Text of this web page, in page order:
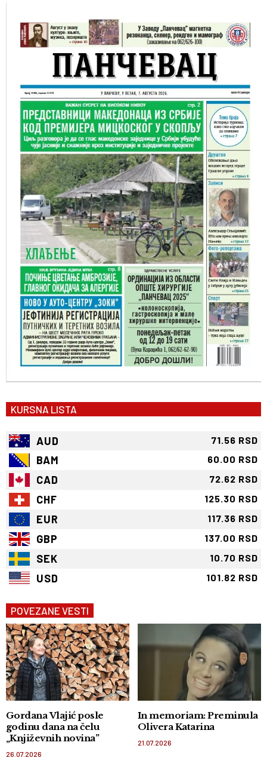
KURSNA LISTA
AUD 71.56 RSD
BAM 60.00 RSD
CAD 72.62 RSD
CHF 125.30 RSD
EUR 117.36 RSD
GBP 137.00 RSD
SEK 10.70 RSD
USD 101.82 RSD
POVEZANE VESTI
Gordana Vlajić posle
godinu dana na čelu
„Književnih novina”
26.07.2026
In memoriam: Preminula
Olivera Katarina
21.07.2026